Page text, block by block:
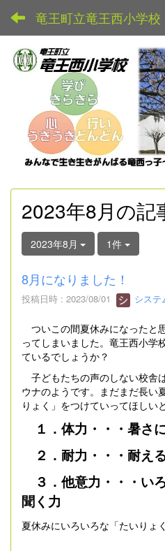
竜王町立竜王西小学校
2023年8月の記
2023年8月 1件
8月になりました！
投稿日時 : 2023/08/01 システ
ついこの間夏休みになったと
ってしまいました。竜王西小学
ているでしょうか？
子どもたちの声のしない校舎
ウナのようです。まだまだ長い
りょく」をつけていってほしい
１．体力・・・暑さ
２．耐力・・・耐え
３．他意力・・・い
聞く力
夏休みにいろいろな「たいりょ